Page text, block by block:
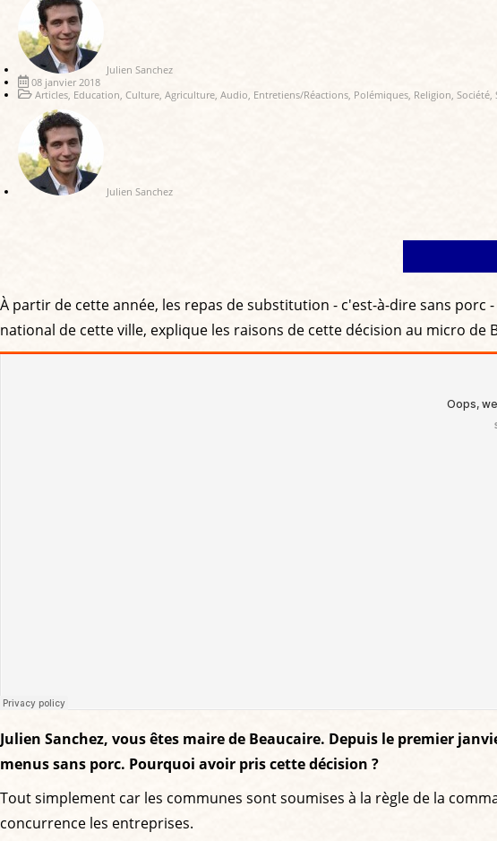
Julien Sanchez
08 janvier 2018
Articles, Education, Culture, Agriculture, Audio, Entretiens/Réactions, Polémiques, Religion, Société,
Julien Sanchez
À partir de cette année, les repas de substitution - c'est-à-dire sans porc
national de cette ville, explique les raisons de cette décision au micro de
Julien Sanchez, vous êtes maire de Beaucaire. Depuis le premier
menus sans porc. Pourquoi avoir pris cette décision ?
Tout simplement car les communes sont soumises à la règle de la
concurrence les entreprises.